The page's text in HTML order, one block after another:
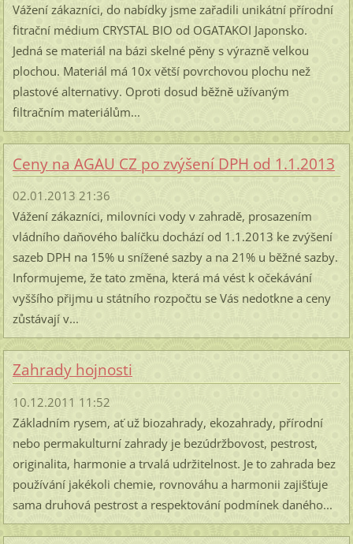
Vážení zákazníci, do nabídky jsme zařadili unikátní přírodní
fitrační médium CRYSTAL BIO od OGATAKOI Japonsko.
Jedná se materiál na bázi skelné pěny s výrazně velkou
plochou. Materiál má 10x větší povrchovou plochu než
plastové alternativy. Oproti dosud běžně užívaným
filtračním materiálům...
Ceny na AGAU CZ po zvýšení DPH od 1.1.2013
02.01.2013 21:36
Vážení zákazníci, milovníci vody v zahradě, prosazením
vládního daňového balíčku dochází od 1.1.2013 ke zvýšení
sazeb DPH na 15% u snížené sazby a na 21% u běžné sazby.
Informujeme, že tato změna, která má vést k očekávání
vyššího přijmu u státního rozpočtu se Vás nedotkne a ceny
zůstávají v...
Zahrady hojnosti
10.12.2011 11:52
Základním rysem, ať už biozahrady, ekozahrady, přírodní
nebo permakulturní zahrady je bezúdržbovost, pestrost,
originalita, harmonie a trvalá udržitelnost. Je to zahrada bez
používání jakékoli chemie, rovnováhu a harmonii zajišťuje
sama druhová pestrost a respektování podmínek daného...